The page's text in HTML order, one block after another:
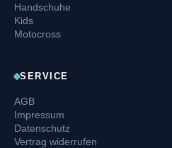
Handschuhe
Kids
Motocross
SERVICE
AGB
Impressum
Datenschutz
Vertrag widerrufen